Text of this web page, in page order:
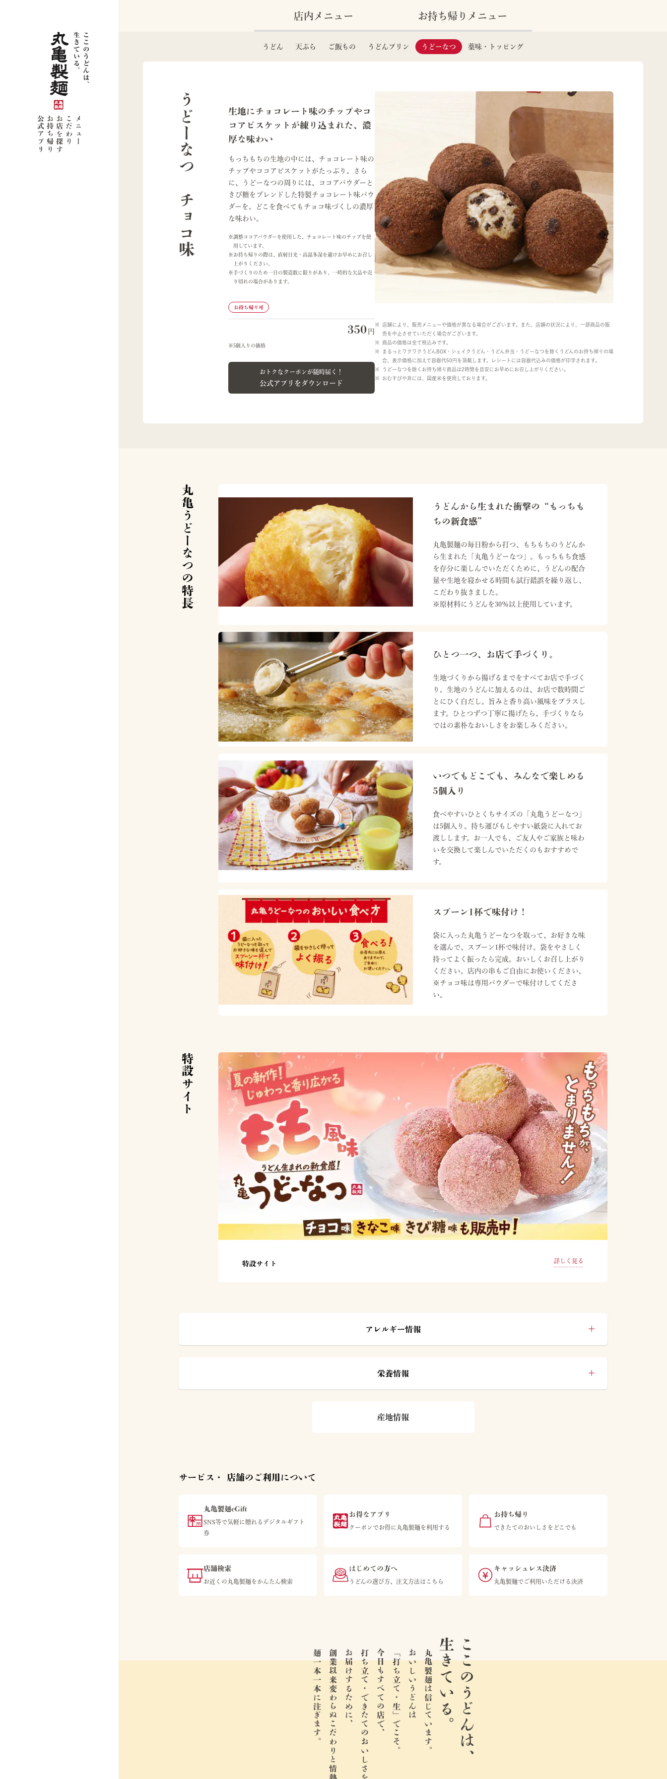
メニュー
こだわり
お店を探す
お持ち帰り
公式アプリ
店内メニュー お持ち帰りメニュー
うどん 天ぷら ご飯もの うどんプリン うどーなつ 薬味・トッピング
うどーなつ チョコ味
生地にチョコレート味のチップやコ
コアビスケットが練り込まれた、濃
もっちもちの生地の中には、チョコレート味の
チップやココアビスケットがたっぷり。さら
に、うどーなつの周りには、ココアパウダーと
きび糖をブレンドした特製チョコレート味パウ
ダーを。どこを食べてもチョコ味づくしの濃厚
調整ココアパウダーを使用した、チョコレート味のチップを使
用しています。
お持ち帰りの際は、直射日光・高温多湿を避けお早めにお召し
上がりください。
手づくりのため一日の製造数に限りがあり、一時的な欠品や売
り切れの場合があります。
お持ち帰り可
350 円
5個入りの価格
おトクなクーポンが随時届く！
公式アプリをダウンロード
店舗により、販売メニューや価格が異なる場合がございます。また、店舗の状況により、一部商品の販
売を中止させていただく場合がございます。
商品の価格は全て税込みです。
まるっとワクワクうどんBOX・シェイクうどん・うどん弁当・うどーなつを除くうどんのお持ち帰りの場
合、表示価格に加えて容器代50円を頂戴します。レシートには容器代込みの価格が印字されます。
うどーなつを除くお持ち帰り商品は2時間を目安にお早めにお召し上がりください。
おむすびや丼には、国産米を使用しております。
丸亀うどーなつの特長
うどんから生まれた衝撃の“もっちも
ちの新食感”
丸亀製麺の毎日粉から打つ、もちもちのうどんか
ら生まれた「丸亀うどーなつ」。もっちもち食感
を存分に楽しんでいただくために、うどんの配合
量や生地を寝かせる時間も試行錯誤を繰り返し、
こだわり抜きました。
※原材料にうどんを30％以上使用しています。
ひとつ一つ、お店で手づくり。
生地づくりから揚げるまでをすべてお店で手づく
り。生地のうどんに加えるのは、お店で数時間ご
とにひく白だし。旨みと香り高い風味をプラスし
ます。ひとつずつ丁寧に揚げたら、手づくりなら
ではの素朴なおいしさをお楽しみください。
いつでもどこでも、みんなで楽しめる
5個入り
食べやすいひとくちサイズの「丸亀うどーなつ」
は5個入り。持ち運びもしやすい紙袋に入れてお
渡しします。お一人でも、ご友人やご家族と味わ
いを交換して楽しんでいただくのもおすすめで
す。
スプーン1杯で味付け！
袋に入った丸亀うどーなつを取って、お好きな味
を選んで、スプーン1杯で味付け。袋をやさしく
持ってよく振ったら完成。おいしくお召し上がり
ください。店内の串もご自由にお使いください。
※チョコ味は専用パウダーで味付けしてくださ
い。
特設サイト
特設サイト 詳しく見る
アレルギー情報
栄養情報
産地情報
サービス・ 店舗のご利用について
丸亀製麺eGift
SNS等で気軽に贈れるデジタルギフト
券
お得なアプリ
クーポンでお得に丸亀製麺を利用する
お持ち帰り
できたてのおいしさをどこでも
店舗検索
お近くの丸亀製麺をかんたん検索
はじめての方へ
うどんの選び方、注文方法はこちら
キャッシュレス決済
丸亀製麺でご利用いただける決済
ここのうどんは、
生きている。
丸亀製麺は信じています。
おいしいうどんは
「打ち立て・生」でこそ。
今日もすべての店で、
打ち立て・できたてのおいしさを、
お届けするために、
創業以来変わらぬこだわりと情熱を、
麺一本一本に注ぎます。